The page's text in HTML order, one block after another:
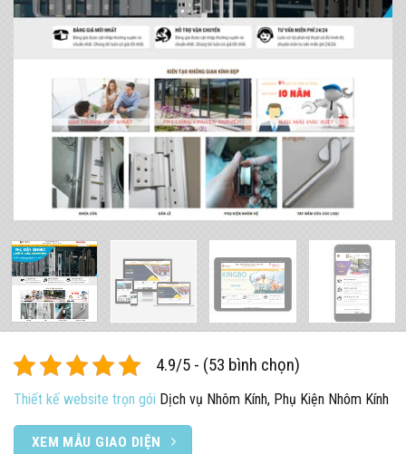
4.9/5 - (53 bình chọn)
Thiết kế website trọn gói Dịch vụ Nhôm Kính, Phụ Kiện Nhôm Kính
XEM MẪU GIAO DIỆN